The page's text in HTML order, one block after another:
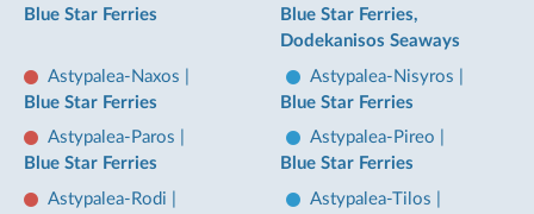
Blue Star Ferries
Blue Star Ferries,
Dodekanisos Seaways
Astypalea-Naxos
Blue Star Ferries
Astypalea-Nisyros
Blue Star Ferries
Astypalea-Paros
Blue Star Ferries
Astypalea-Pireo
Blue Star Ferries
Astypalea-Rodi
Astypalea-Tilos